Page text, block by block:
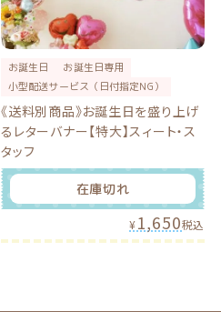
お誕生日
お誕生日専用
小型配送サービス（日付指定NG）
《送料別商品》お誕生日を盛り上げ
るレターバナー【特大】スィート・ス
タッフ
在庫切れ
¥1,650税込